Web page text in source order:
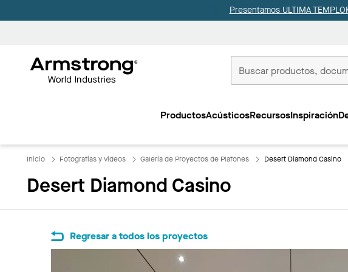
Presentamos ULTIMA
Inicio
ProductosAcústicosRecursosInspiración
Inicio Fotografías y videos Galería de Proyectos de Plafones Desert Diamond Casino
Desert Diamond Casino
Regresar a todos los proyectos